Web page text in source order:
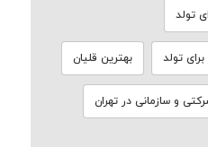
تولد
تولد بهترین قلیان
و سازمانی در تهران